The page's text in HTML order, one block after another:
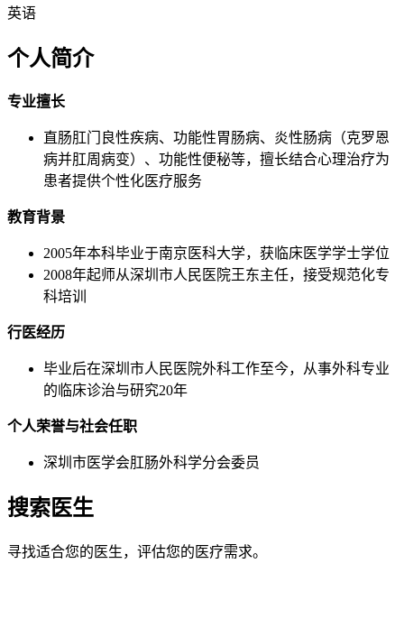
英语
个人简介
专业擅长
直肠肛门良性疾病、功能性胃肠病、炎性肠病（克罗恩
病并肛周病变）、功能性便秘等，擅长结合心理治疗为
患者提供个性化医疗服务
教育背景
2005年本科毕业于南京医科大学，获临床医学学士学位
2008年起师从深圳市人民医院王东主任，接受规范化专
科培训
行医经历
毕业后在深圳市人民医院外科工作至今，从事外科专业
的临床诊治与研究20年
个人荣誉与社会任职
深圳市医学会肛肠外科学分会委员
搜索医生
寻找适合您的医生，评估您的医疗需求。